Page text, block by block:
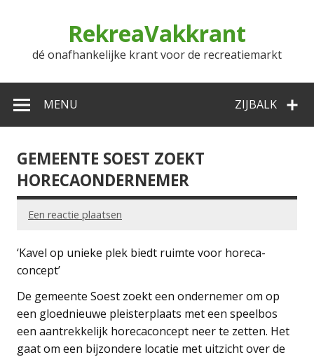
RekreaVakkrant
dé onafhankelijke krant voor de recreatiemarkt
ZIJBALK
MENU
GEMEENTE SOEST ZOEKT
HORECAONDERNEMER
Een reactie plaatsen
‘Kavel op unieke plek biedt ruimte voor horeca-
concept’
De gemeente Soest zoekt een ondernemer om op
een gloednieuwe pleisterplaats met een speelbos
een aantrekkelijk horecaconcept neer te zetten. Het
gaat om een bijzondere locatie met uitzicht over de